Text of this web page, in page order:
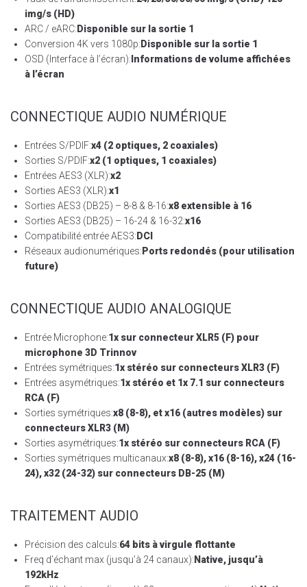
img/s (HD)
ARC / eARC: Disponible sur la sortie 1
Conversion 4K vers 1080p: Disponible sur la sortie 1
OSD (Interface à l’écran): Informations de volume affichées
à l’écran
CONNECTIQUE AUDIO NUMÉRIQUE
Entrées S/PDIF:x4 (2 optiques, 2 coaxiales)
Sorties S/PDIF:x2 (1 optiques, 1 coaxiales)
Entrées AES3 (XLR):x2
Sorties AES3 (XLR):x1
Sorties AES3 (DB25) – 8-8 & 8-16:x8 extensible à 16
Sorties AES3 (DB25) – 16-24 & 16-32:x16
Compatibilité entrée AES3: DCI
Réseaux audionumériques: Ports redondés (pour utilisation
future)
CONNECTIQUE AUDIO ANALOGIQUE
Entrée Microphone:1x sur connecteur XLR5 (F) pour
microphone 3D Trinnov
Entrées symétriques:1x stéréo sur connecteurs XLR3 (F)
Entrées asymétriques:1x stéréo et 1x 7.1 sur connecteurs
RCA (F)
Sorties symétriques:x8 (8-8), et x16 (autres modèles) sur
connecteurs XLR3 (M)
Sorties asymétriques:1x stéréo sur connecteurs RCA (F)
Sorties symétriques multicanaux:x8 (8-8), x16 (8-16), x24 (16-
24), x32 (24-32) sur connecteurs DB-25 (M)
TRAITEMENT AUDIO
Précision des calculs:64 bits à virgule flottante
Freq d’échant max (jusqu’à 24 canaux): Native, jusqu’à
192kHz